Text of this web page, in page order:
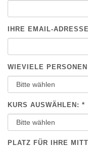
IHRE EMAIL-
WIEVIELE
KURS AUSWÄHLEN: *
PLATZ FÜR IHRE